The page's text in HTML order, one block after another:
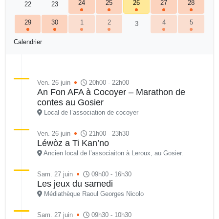
Calendrier
22 23 24 25 26 27 28
29 30 1 2 3 4 5
Ven. 26 juin 20h00 - 22h00
An Fon AFA à Cocoyer – Marathon de
contes au Gosier
Local de l’association de cocoyer
Ven. 26 juin 21h00 - 23h30
Léwòz a Ti Kan’no
Ancien local de l’associaiton à Leroux, au Gosier.
Sam. 27 juin 09h00 - 16h30
Les jeux du samedi
Médiathèque Raoul Georges Nicolo
Sam. 27 juin 09h30 - 10h30